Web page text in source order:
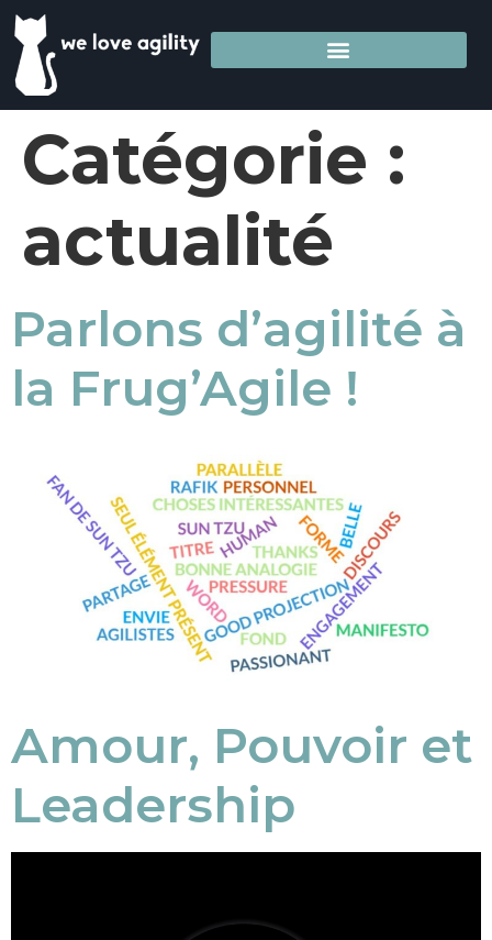
Catégorie :
actualité
Parlons d’agilité à
la Frug’Agile !
Amour, Pouvoir et
Leadership